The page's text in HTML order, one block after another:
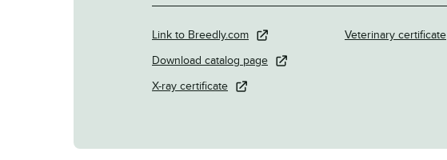
Link to Breedly.com
Download catalog page
X-ray certificate
Veterinary certificate